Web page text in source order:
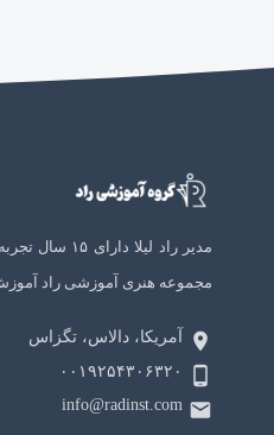
مدیر راد
مجموعه هنری آموزشی راد
آمریکا، دالاس، تگزاس
۰۰۱۹۲۵۴۳۰۶۳۲۰
info@radinst.com